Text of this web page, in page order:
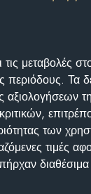
μεταβολές
περιόδους. Τα
των
τιμές